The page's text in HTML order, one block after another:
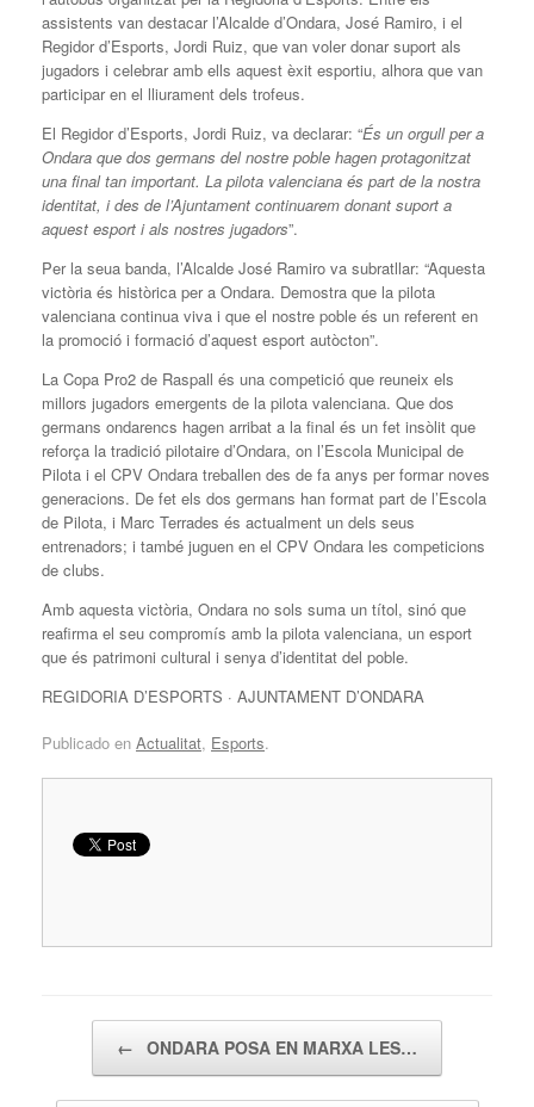
assistents van destacar l’Alcalde d’Ondara, José Ramiro, i el
Regidor d’Esports, Jordi Ruiz, que van voler donar suport als
jugadors i celebrar amb ells aquest èxit esportiu, alhora que van
participar en el lliurament dels trofeus.
El Regidor d’Esports, Jordi Ruiz, va declarar: “És un orgull per a
Ondara que dos germans del nostre poble hagen protagonitzat
una final tan important. La pilota valenciana és part de la nostra
identitat, i des de l’Ajuntament continuarem donant suport a
aquest esport i als nostres jugadors”.
Per la seua banda, l’Alcalde José Ramiro va subratllar: “Aquesta
victòria és històrica per a Ondara. Demostra que la pilota
valenciana continua viva i que el nostre poble és un referent en
la promoció i formació d’aquest esport autòcton”.
La Copa Pro2 de Raspall és una competició que reuneix els
millors jugadors emergents de la pilota valenciana. Que dos
germans ondarencs hagen arribat a la final és un fet insòlit que
reforça la tradició pilotaire d’Ondara, on l’Escola Municipal de
Pilota i el CPV Ondara treballen des de fa anys per formar noves
generacions. De fet els dos germans han format part de l’Escola
de Pilota, i Marc Terrades és actualment un dels seus
entrenadors; i també juguen en el CPV Ondara les competicions
de clubs.
Amb aquesta victòria, Ondara no sols suma un títol, sinó que
reafirma el seu compromís amb la pilota valenciana, un esport
que és patrimoni cultural i senya d’identitat del poble.
REGIDORIA D’ESPORTS · AJUNTAMENT D’ONDARA
Publicado en Actualitat, Esports.
← ONDARA POSA EN MARXA LES…